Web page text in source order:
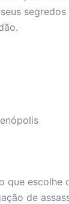
que escolhe
de